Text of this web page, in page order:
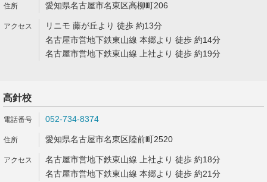
愛知県名古屋市名東区高柳町206
リニモ 藤が丘より 徒歩 約13分
名古屋市営地下鉄東山線 本郷より 徒歩 約14分
名古屋市営地下鉄東山線 上社より 徒歩 約19分
高針校
052-734-8374
愛知県名古屋市名東区陸前町2520
名古屋市営地下鉄東山線 上社より 徒歩 約18分
名古屋市営地下鉄東山線 本郷より 徒歩 約21分